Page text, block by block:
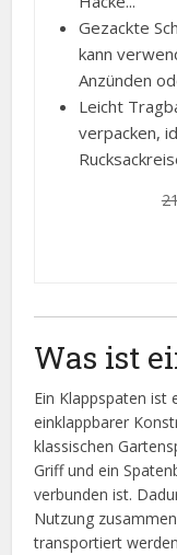
Gezackte
kann
Anzünden
Leicht
verpacken,
Was ist
Ein Klappspaten ist
einklappbarer
klassischen
Griff und ein
verbunden ist.
Nutzung
transportiert